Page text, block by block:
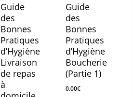
Guide
des
Bonnes
Pratiques
d’Hygiène
Livraison
de repas
à
Guide
des
Bonnes
Pratiques
d’Hygiène
Boucherie
(Partie 1)
0.00€